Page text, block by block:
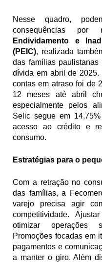
Nesse quadro,
consequências
Endividamento e
(PEIC), realizada
das famílias
dívida em abril de
contas em atraso foi de
12 meses até abril
especialmente pelos
Selic segue em
acesso ao crédito e
consumo.
Estratégias para o
Com a retração no
das famílias, a
varejo precisa agir
competitividade.
otimizar operações
Promoções focadas em
pagamentos e
a manter o giro. Além